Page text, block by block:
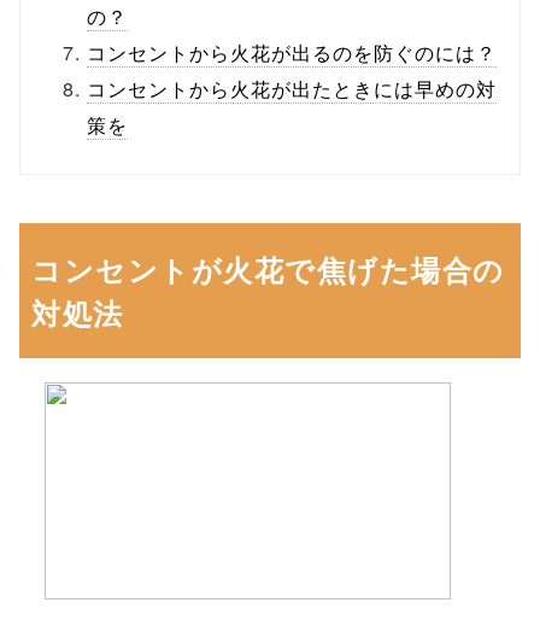
の？
コンセントから火花が出るのを防ぐのには？
コンセントから火花が出たときには早めの対
策を
コンセントが火花で焦げた場合の
対処法